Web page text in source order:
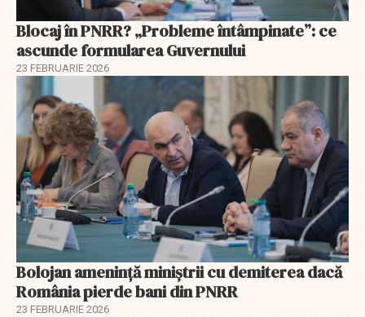
Blocaj în PNRR? „Probleme întâmpinate”: ce
ascunde formularea Guvernului
23 FEBRUARIE 2026
Bolojan amenință miniștrii cu demiterea dacă
România pierde bani din PNRR
23 FEBRUARIE 2026